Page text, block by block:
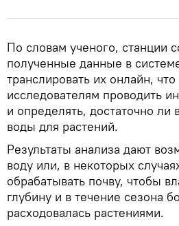
По словам ученого, станции
полученные данные в
транслировать их онлайн,
исследователям проводить
и определять, достаточно ли
воды для растений.
Результаты анализа дают
воду или, в некоторых
обрабатывать почву, чтобы
глубину и в течение сезона
расходовалась растениями.